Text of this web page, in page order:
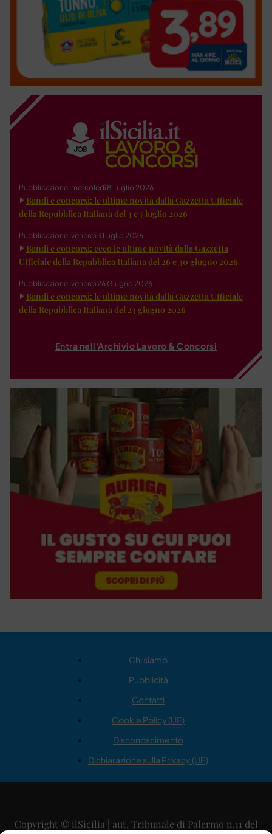
Pubblicazione: mercoledì 8 Luglio 2026
Bandi e concorsi: le ultime novità dalla Gazzetta Ufficiale
della Repubblica Italiana del 3 e 7 luglio 2026
Pubblicazione: venerdì 3 Luglio 2026
Bandi e concorsi: ecco le ultime novità dalla Gazzetta
Ufficiale della Repubblica Italiana del 26 e 30 giugno 2026
Pubblicazione: venerdì 26 Giugno 2026
Bandi e concorsi: le ultime novità dalla Gazzetta Ufficiale
della Repubblica Italiana del 23 giugno 2026
Entra nell'Archivio Lavoro & Concorsi
Chi siamo
Pubblicità
Contatti
Cookie Policy (UE)
Disconoscimento
Dichiarazione sulla Privacy (UE)
Copyright © ilSicilia | aut. Tribunale di Palermo n.11 del